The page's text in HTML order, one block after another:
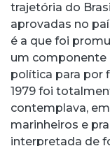
trajetória do
aprovadas no
é a que foi
um componente
política para por
1979 foi
contemplava,
marinheiros e
interpretada de